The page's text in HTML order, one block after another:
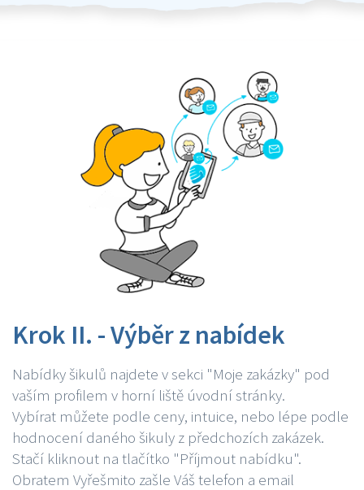
Krok II. - Výběr z nabídek
Nabídky šikulů najdete v sekci "Moje zakázky" pod
vaším profilem v horní liště úvodní stránky.
Vybírat můžete podle ceny, intuice, nebo lépe podle
hodnocení daného šikuly z předchozích zakázek.
Stačí kliknout na tlačítko "Příjmout nabídku".
Obratem Vyřešmito zašle Váš telefon a email